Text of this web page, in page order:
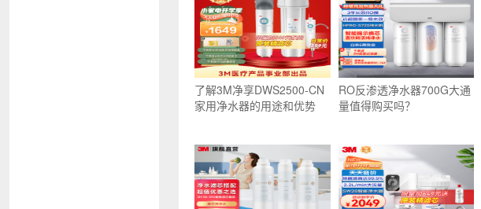
了解3M净享DWS2500-CN
家用净水器的用途和优势
RO反渗透净水器700G大通
量值得购买吗？